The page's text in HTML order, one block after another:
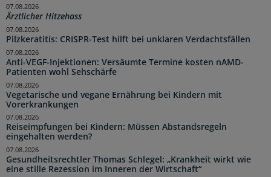
Ärztlicher Hitzehass
07.08.2026
Pilzkeratitis: CRISPR-Test hilft bei unklaren Verdachtsfällen
07.08.2026
Anti-VEGF-Injektionen: Versäumte Termine kosten nAMD-
Patienten wohl Sehschärfe
07.08.2026
Vegetarische und vegane Ernährung bei Kindern mit
Vorerkrankungen
07.08.2026
Reiseimpfungen bei Kindern: Müssen Abstandsregeln
eingehalten werden?
07.08.2026
Gesundheitsrechtler Thomas Schlegel: „Krankheit wirkt wie
eine stille Rezession im Inneren der Wirtschaft“
07.08.2026